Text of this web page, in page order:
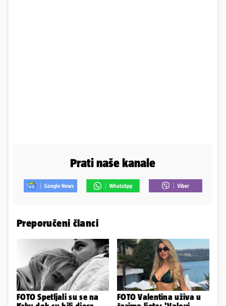
Prati naše kanale
Preporučeni članci
FOTO Spetljali su se na
FOTO Valentina uživa u